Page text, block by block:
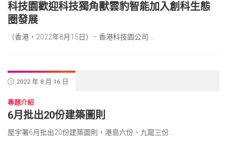
科技園歡迎科技獨角獸雲豹智能加入創科生態
圈發展
（香港，2022年8月15日）– 香港科技園公司...
2022 年 8 月 16 日
專題介紹
6月批出20份建築圖則
屋宇署6月批出20份建築圖則，港島六份、九龍三份...